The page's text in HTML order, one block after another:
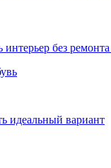
без
идеальный вариант